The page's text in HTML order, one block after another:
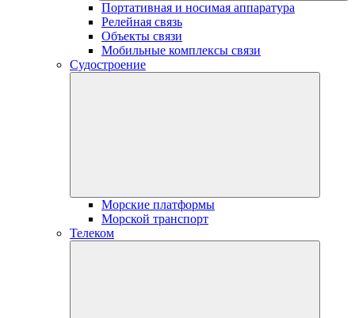
Портативная и носимая аппаратура
Релейная связь
Объекты связи
Мобильные комплексы связи
Судостроение
Морские платформы
Морской транспорт
Телеком